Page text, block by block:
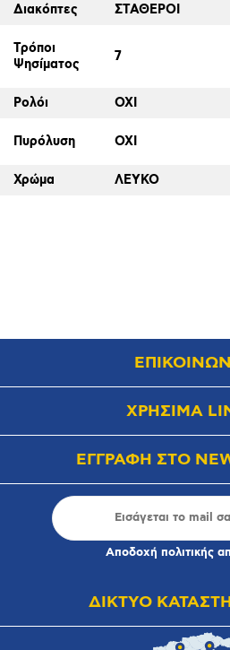
Διακόπτες ΣΤΑΘΕΡΟΙ
Τρόποι
Ψησίματος
7
Ρολόι ΟΧΙ
Πυρόλυση ΟΧΙ
Χρώμα ΛΕΥΚΟ
ΧΡΗΣΙΜΑ
ΕΓΓΡΑΦΗ ΣΤΟ
Αποδοχή πολιτικής
ΔΙΚΤΥΟ